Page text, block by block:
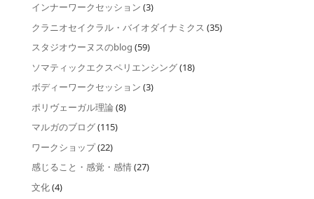
インナーワークセッション (3)
クラニオセイクラル・バイオダイナミクス (35)
スタジオウーヌスのblog (59)
ソマティックエクスペリエンシング(18)
ボディーワークセッション (3)
ポリヴェーガル理論(8)
マルガのブログ(115)
ワークショップ(22)
感じること・感覚・感情(27)
文化(4)